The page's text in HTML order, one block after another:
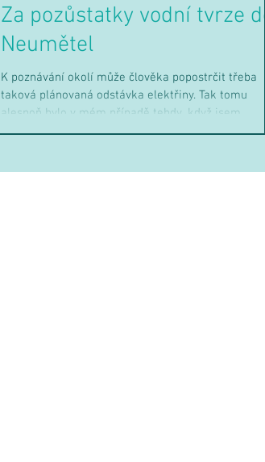
Za pozůstatky vodní tvrze do
Neumětel
K poznávání okolí může člověka popostrčit třeba
taková plánovaná odstávka elektřiny. Tak tomu
alespoň bylo v mém případě tehdy, když jsem...